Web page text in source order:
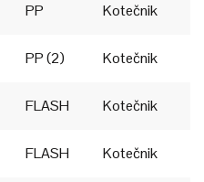
PP Kotečnik
PP (2) Kotečnik
FLASH Kotečnik
FLASH Kotečnik